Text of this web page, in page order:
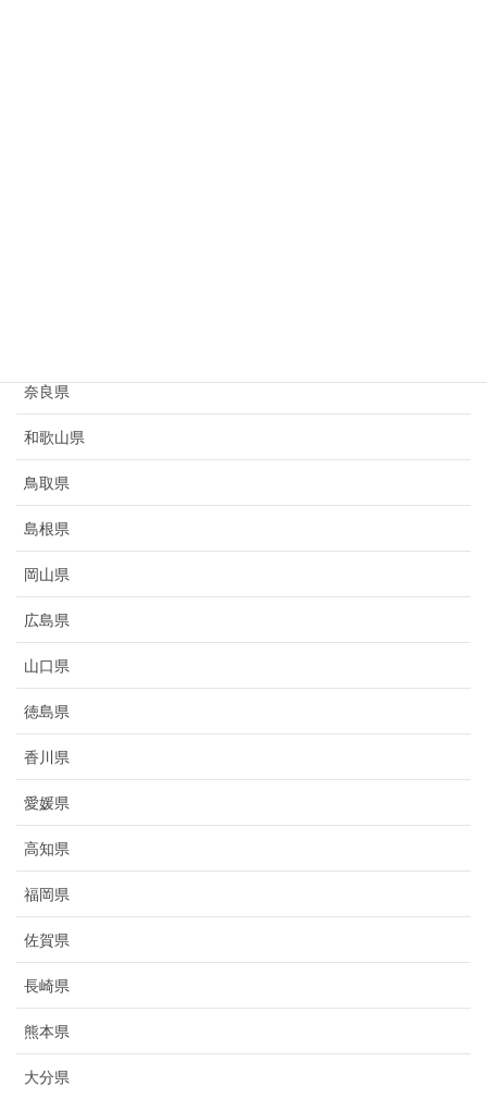
奈良県
和歌山県
鳥取県
島根県
岡山県
広島県
山口県
徳島県
香川県
愛媛県
高知県
福岡県
佐賀県
長崎県
熊本県
大分県